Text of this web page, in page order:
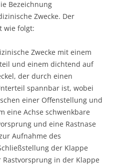
Bezeichnung
Zwecke. Der
wie folgt:
Zwecke mit einem
und einem dichtend auf
der durch einen
spannbar ist, wobei
einer Offenstellung und
eine Achse schwenkbare
und eine Rastnase
Aufnahme des
der Klappe
in der Klappe